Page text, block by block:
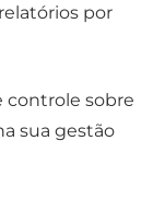
por
controle sobre
sua gestão